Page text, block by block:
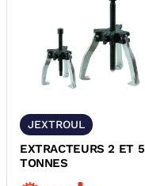
JEXTROUL
EXTRACTEURS 2 ET 5
TONNES